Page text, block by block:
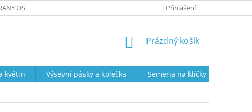
OSOBNÍCH ÚDAJŮ VRÁCENÍ ZBOŽÍ A
Přihlášení
NÁKUPNÍ
Prázdný košík
květin Výsevní pásky a kolečka Semena na klíčky